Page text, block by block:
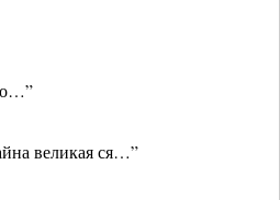
великая ся…”